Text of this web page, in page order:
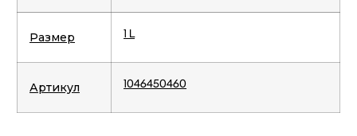
Размер 1 L
Артикул 1046450460